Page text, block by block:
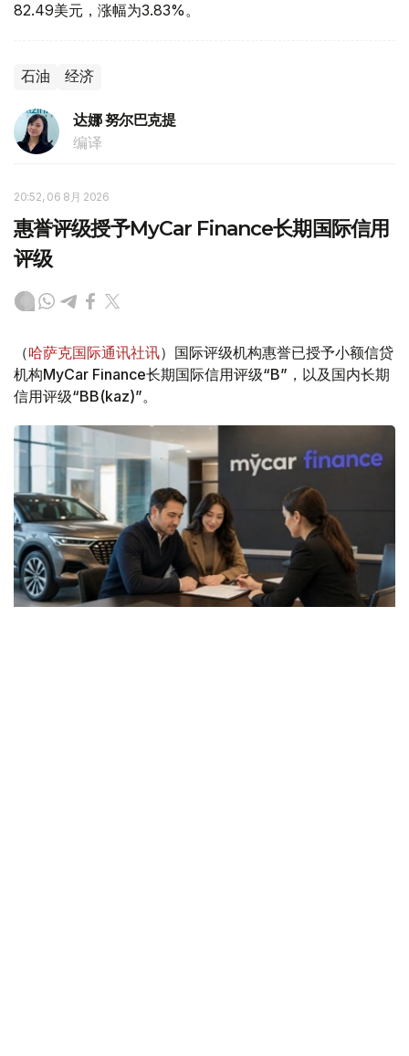
82.49美元，涨幅为3.83%。
石油 经济
达娜 努尔巴克提
编译
20:52, 06 8月 2026
惠誉评级授予MyCar Finance长期国际信用
评级
（哈萨克国际通讯社讯）国际评级机构惠誉已授予小额信贷
机构MyCar Finance长期国际信用评级“B”，以及国内长期
信用评级“BB(kaz)”。